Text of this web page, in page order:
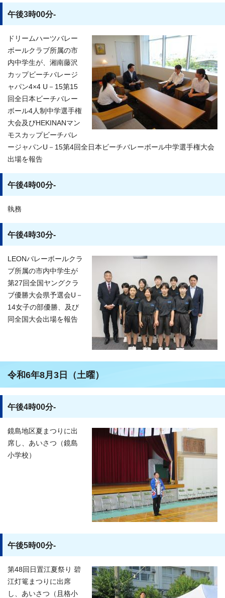
午後3時00分-
ドリームハーツバレー
ボールクラブ所属の市
内中学生が、湘南藤沢
カップビーチバレージ
ャパン4×4 U－15第15
回全日本ビーチバレー
ボール4人制中学選手権
大会及びHEKINANマン
モスカップビーチバレ
ージャパンU－15第4回全日本ビーチバレーボール中学選手権大会
出場を報告
午後4時00分-
執務
午後4時30分-
LEONバレーボールクラ
ブ所属の市内中学生が
第27回全国ヤングクラ
ブ優勝大会県予選会U－
14女子の部優勝、及び
同全国大会出場を報告
令和6年8月3日（土曜）
午後4時00分-
鏡島地区夏まつりに出
席し、あいさつ（鏡島
小学校）
午後5時00分-
第48回日置江夏祭り 碧
江灯篭まつりに出席
し、あいさつ（且格小